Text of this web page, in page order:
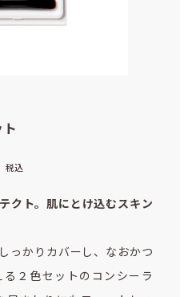
税込
クト。肌にとけ込むスキン
っかりカバーし、なおかつ
２色セットのコンシーラ